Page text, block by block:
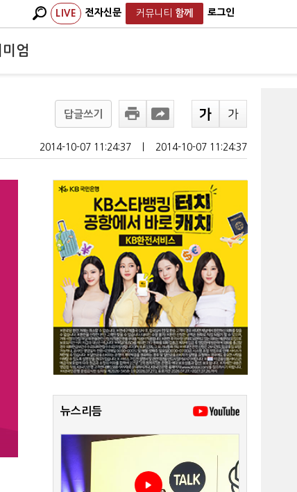
LIVE 전자신문 커뮤니티 함께 로그인
엄
답글쓰기
2014-10-07 11:24:37 2014-10-07 11:24:37
뉴스리듬